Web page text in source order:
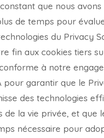
que nous
de temps pour
du Privacy
fin aux cookies tiers
à notre
pour garantir que le
des technologies
de la vie privée, et que
nécessaire pour